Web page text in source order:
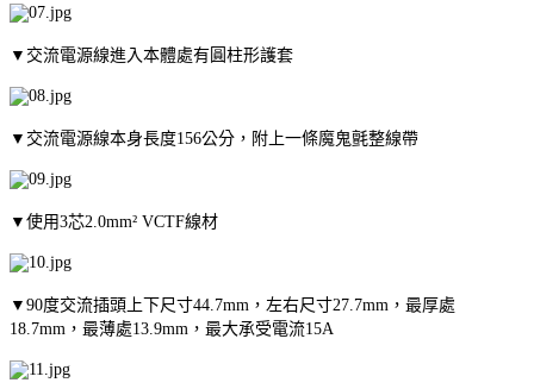
▼交流電源線進入本體處有圓柱形護套
▼交流電源線本身長度156公分，附上一條魔鬼氈整線帶
▼使用3芯2.0mm² VCTF線材
▼90度交流插頭上下尺寸44.7mm，左右尺寸27.7mm，最厚處
18.7mm，最薄處13.9mm，最大承受電流15A